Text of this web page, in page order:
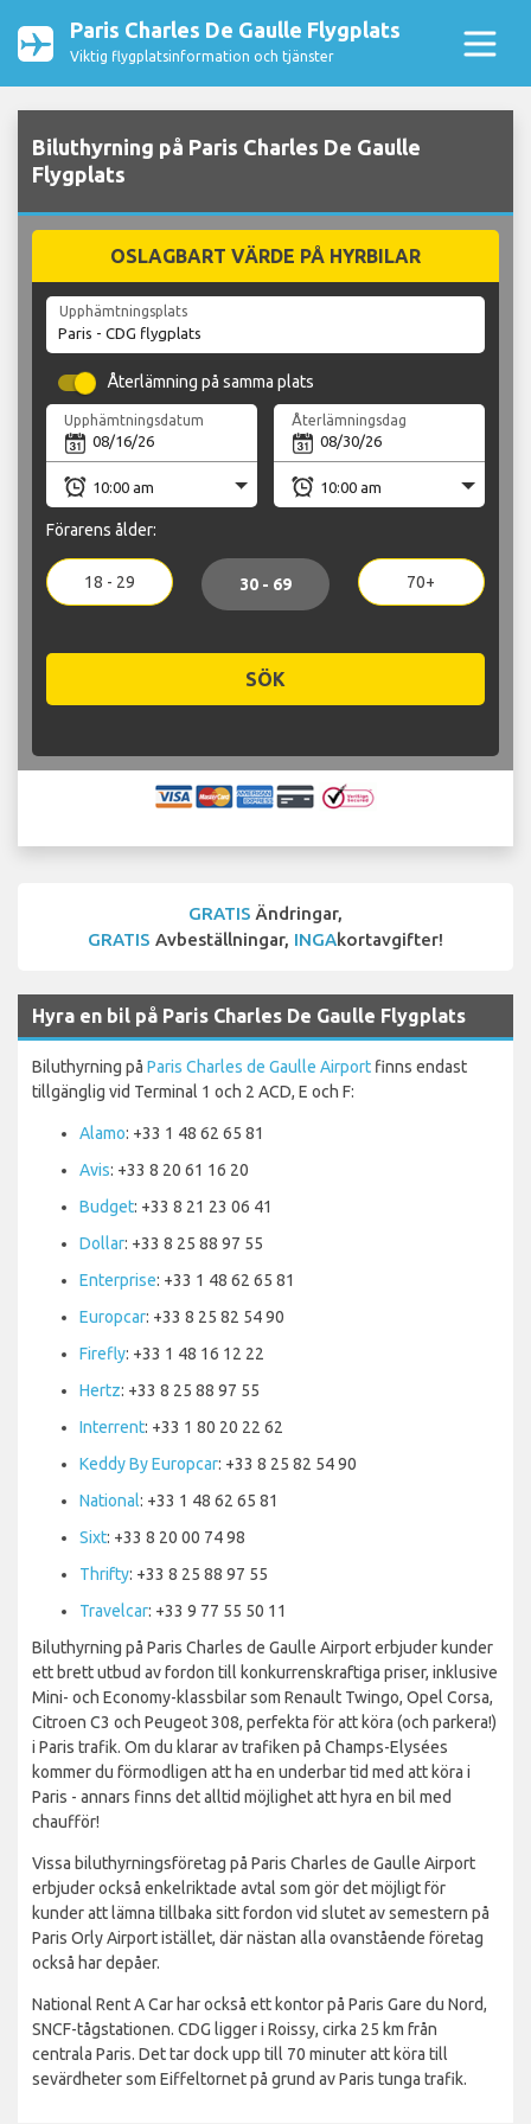
Paris Charles De Gaulle Flygplats
Viktig flygplatsinformation och tjänster
Biluthyrning på Paris Charles De Gaulle
Flygplats
OSLAGBART VÄRDE PÅ HYRBILAR
Upphämtningsplats
Återlämning på samma plats
Upphämtningsdatum Återlämningsdag
Förarens ålder:
18 - 29 30 - 69 70+
SÖK
GRATIS Ändringar,
GRATIS Avbeställningar, INGAkortavgifter!
Hyra en bil på Paris Charles De Gaulle Flygplats
Biluthyrning på Paris Charles de Gaulle Airport finns endast
tillgänglig vid Terminal 1 och 2 ACD, E och F:
Alamo: +33 1 48 62 65 81
Avis: +33 8 20 61 16 20
Budget: +33 8 21 23 06 41
Dollar: +33 8 25 88 97 55
Enterprise: +33 1 48 62 65 81
Europcar: +33 8 25 82 54 90
Firefly: +33 1 48 16 12 22
Hertz: +33 8 25 88 97 55
Interrent: +33 1 80 20 22 62
Keddy By Europcar: +33 8 25 82 54 90
National: +33 1 48 62 65 81
Sixt: +33 8 20 00 74 98
Thrifty: +33 8 25 88 97 55
Travelcar: +33 9 77 55 50 11
Biluthyrning på Paris Charles de Gaulle Airport erbjuder kunder
ett brett utbud av fordon till konkurrenskraftiga priser, inklusive
Mini- och Economy-klassbilar som Renault Twingo, Opel Corsa,
Citroen C3 och Peugeot 308, perfekta för att köra (och parkera!)
i Paris trafik. Om du klarar av trafiken på Champs-Elysées
kommer du förmodligen att ha en underbar tid med att köra i
Paris - annars finns det alltid möjlighet att hyra en bil med
chaufför!
Vissa biluthyrningsföretag på Paris Charles de Gaulle Airport
erbjuder också enkelriktade avtal som gör det möjligt för
kunder att lämna tillbaka sitt fordon vid slutet av semestern på
Paris Orly Airport istället, där nästan alla ovanstående företag
också har depåer.
National Rent A Car har också ett kontor på Paris Gare du Nord,
SNCF-tågstationen. CDG ligger i Roissy, cirka 25 km från
centrala Paris. Det tar dock upp till 70 minuter att köra till
sevärdheter som Eiffeltornet på grund av Paris tunga trafik.